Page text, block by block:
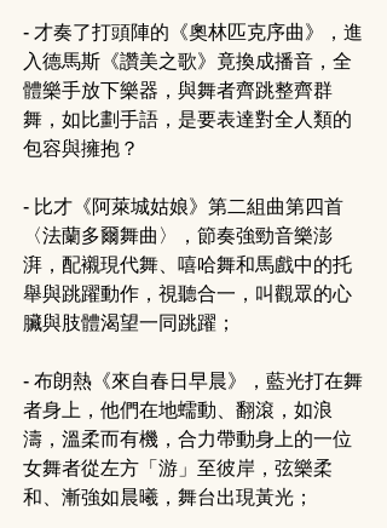
- 才奏了打頭陣的《奧林匹克序曲》，進
入德馬斯《讚美之歌》竟換成播音，全
體樂手放下樂器，與舞者齊跳整齊群
舞，如比劃手語，是要表達對全人類的
包容與擁抱？
- 比才《阿萊城姑娘》第二組曲第四首
〈法蘭多爾舞曲〉，節奏強勁音樂澎
湃，配襯現代舞、嘻哈舞和馬戲中的托
舉與跳躍動作，視聽合一，叫觀眾的心
臟與肢體渴望一同跳躍；
- 布朗熱《來自春日早晨》，藍光打在舞
者身上，他們在地蠕動、翻滾，如浪
濤，溫柔而有機，合力帶動身上的一位
女舞者從左方「游」至彼岸，弦樂柔
和、漸強如晨曦，舞台出現黃光；